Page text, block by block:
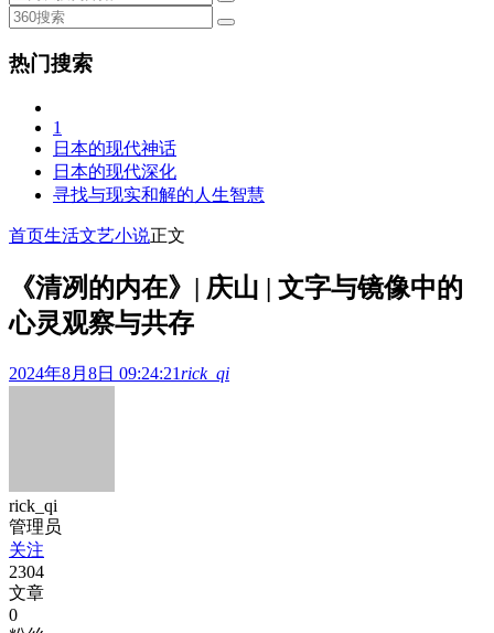
热门搜索
1
日本的现代神话
日本的现代深化
寻找与现实和解的人生智慧
首页生活文艺小说正文
《清冽的内在》| 庆山 | 文字与镜像中的
心灵观察与共存
2024年8月8日 09:24:21rick_qi
rick_qi
管理员
关注
2304
文章
0